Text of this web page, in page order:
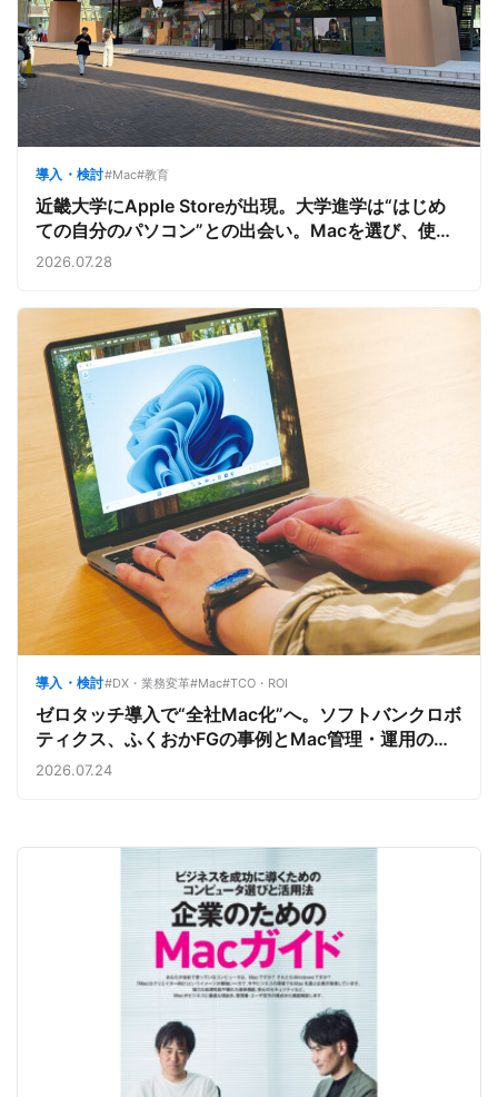
導入・検討#Mac#教育
近畿大学にApple Storeが出現。大学進学は“はじめ
ての自分のパソコン”との出会い。Macを選び、使う
魅力と楽しさを、夏のオープンキャンパスでアピール
2026.07.28
導入・検討#DX・業務変革#Mac#TCO・ROI
ゼロタッチ導入で“全社Mac化”へ。ソフトバンクロボ
ティクス、ふくおかFGの事例とMac管理・運用の強
み【今週のAppleビジネストレンド】
2026.07.24